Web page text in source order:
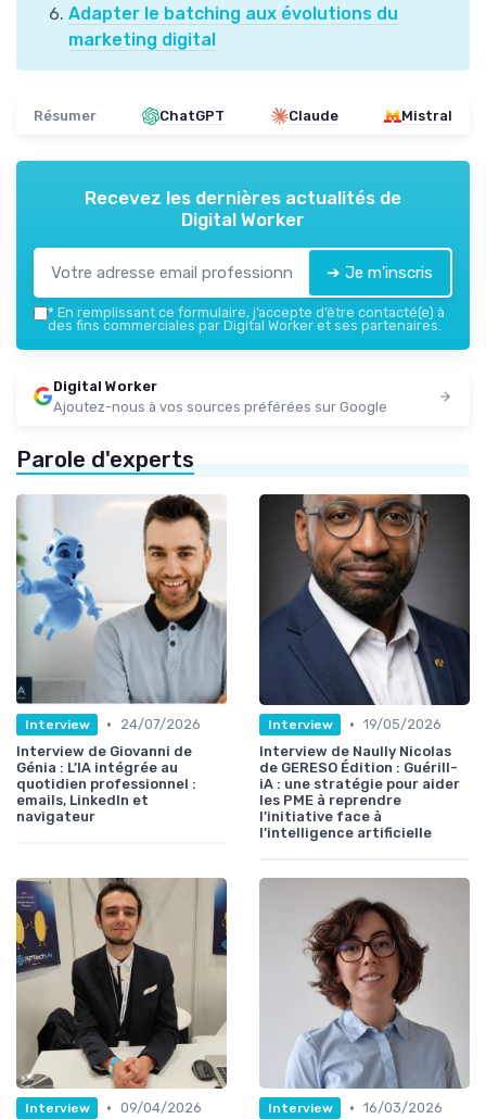
Adapter le batching aux évolutions du
marketing digital
Résumer ChatGPT Claude Mistral
Recevez les dernières actualités de
Digital Worker
➔ Je m'inscris
* En remplissant ce formulaire, j’accepte d’être contacté(e) à
des fins commerciales par Digital Worker et ses partenaires.
Digital Worker
Ajoutez-nous à vos sources préférées sur Google
Parole d'experts
Interview •
24/07/2026
Interview de Giovanni de
Génia : L’IA intégrée au
quotidien professionnel :
emails, LinkedIn et
navigateur
Interview • 19/05/2026
Interview de Naully Nicolas
de GERESO Édition : Guérill-
iA : une stratégie pour aider
les PME à reprendre
l’initiative face à
l’intelligence artificielle
Interview • 09/04/2026
Interview • 16/03/2026